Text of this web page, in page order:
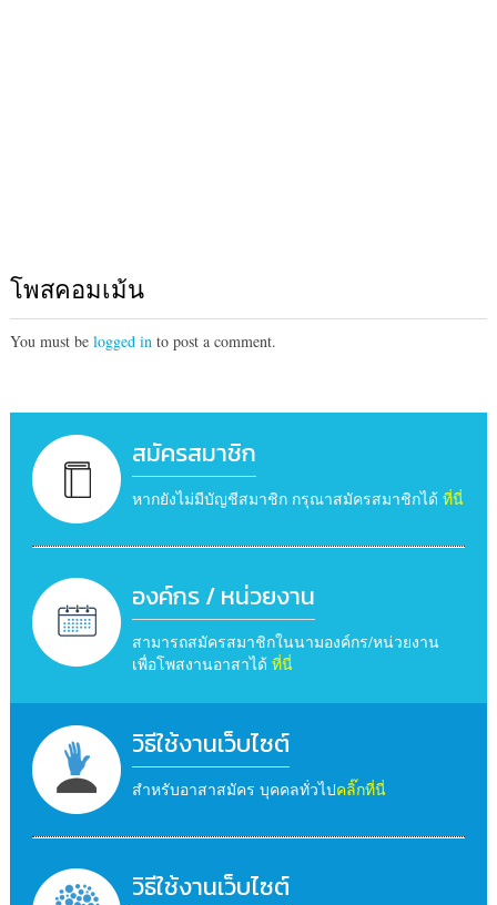
โพสคอมเม้น
You must be logged into post a comment.
สมัครสมาชิก
หากยังไม่มีบัญชีสมาชิก กรุณาสมัครสมาชิกได้ ที่นี่
องค์กร / หน่วยงาน
สามารถสมัครสมาชิกในนามองค์กร/หน่วยงาน
เพื่อโพสงานอาสาได้ ที่นี่
วิธีใช้งานเว็บไซต์
สำหรับอาสาสมัคร บุคคลทั่วไปคลิ๊กที่นี่
วิธีใช้งานเว็บไซต์